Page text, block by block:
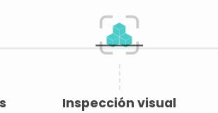
Inspección visual